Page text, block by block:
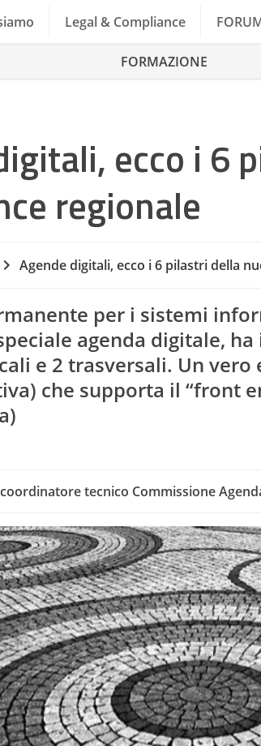
Legal & Compliance
FORMAZIONE
ecco i 6
regionale
Agende digitali, ecco i 6 pilastri della
per i sistemi
agenda digitale,
e 2 trasversali. Un vero
che supporta il “front
tecnico Commissione